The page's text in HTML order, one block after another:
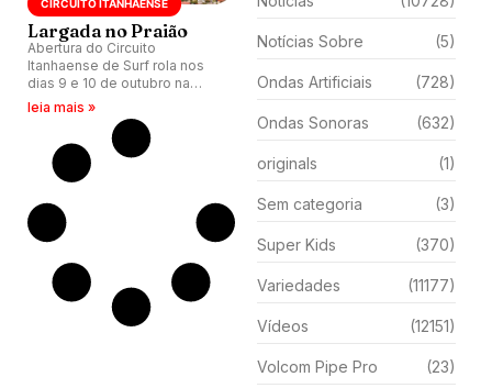
CIRCUITO ITANHAENSE
Largada no Praião
Abertura do Circuito
Itanhaense de Surf rola nos
dias 9 e 10 de outubro na
Praia do Centro, em Itanhaém
leia mais »
Notícias Sobre (5)
Ondas Artificiais (728)
Ondas Sonoras (632)
originals (1)
Sem categoria (3)
Super Kids (370)
Variedades (11177)
Vídeos (12151)
Volcom Pipe Pro (23)